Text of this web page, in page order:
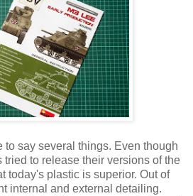
to say several things. Even though
to release their versions of the
today's plastic is superior. Out of
internal and external detailing.